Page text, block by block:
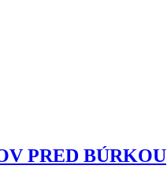
PRED BÚRKOU